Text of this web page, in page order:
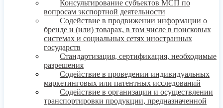
Консультирование субъектов МСП по
вопросам экспортной деятельности
Содействие в продвижении информации о
бренде и (или) товарах, в том числе в поисковых
системах и социальных сетях иностранных
государств
Стандартизация, сертификация, необходимые
разрешения
Содействие в проведении индивидуальных
маркетинговых или патентных исследований
Содействие в организации и осуществлении
транспортировки продукции, предназначенной